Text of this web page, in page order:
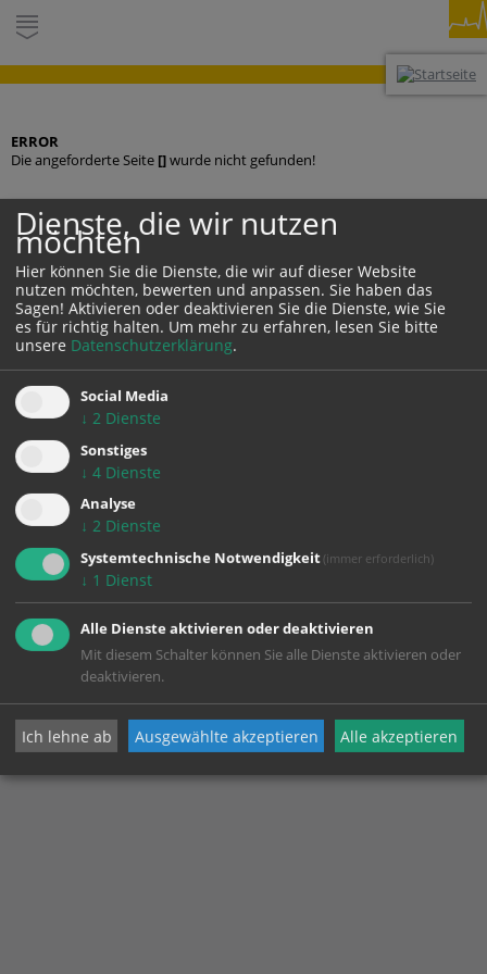
ERROR
Die angeforderte Seite []wurde nicht gefunden!
KONTAKT
Dienste, die wir nutzen
möchten
Hier können Sie die Dienste, die wir auf dieser Website
nutzen möchten, bewerten und anpassen. Sie haben das
Sagen! Aktivieren oder deaktivieren Sie die Dienste, wie Sie
es für richtig halten. Um mehr zu erfahren, lesen Sie bitte
unsere Datenschutzerklärung.
Social Media
↓ 2 Dienste
Sonstiges
↓ 4 Dienste
Analyse
↓ 2 Dienste
Systemtechnische Notwendigkeit (immer erforderlich)
↓ 1 Dienst
Alle Dienste aktivieren oder deaktivieren
Mit diesem Schalter können Sie alle Dienste aktivieren oder
deaktivieren.
Ich lehne ab Ausgewählte akzeptieren Alle akzeptieren